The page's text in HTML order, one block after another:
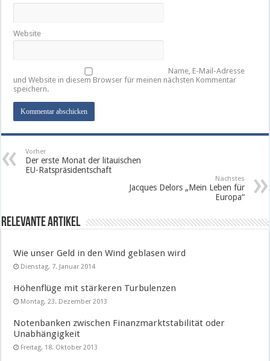
Website
Name, E-Mail-Adresse
und Website in diesem Browser für meinen nächsten Kommentar
speichern.
Vorher
Der erste Monat der litauischen
EU-Ratspräsidentschaft
Nächstes
Jacques Delors „Mein Leben für
Europa“
Relevante Artikel
Wie unser Geld in den Wind geblasen wird
Dienstag, 7. Januar 2014
Höhenflüge mit stärkeren Turbulenzen
Montag, 23. Dezember 2013
Notenbanken zwischen Finanzmarktstabilität oder
Unabhängigkeit
Freitag, 18. Oktober 2013